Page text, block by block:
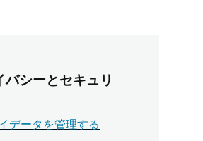
バシーとセキュリ
データを管理する